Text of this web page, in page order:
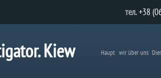
тел.+38
Kiew Haupt wir über uns